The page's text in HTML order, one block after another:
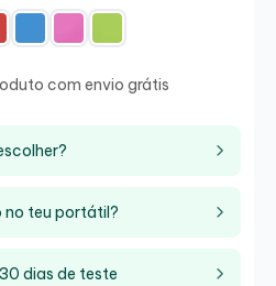
com envio grátis
no teu portátil?
dias de teste